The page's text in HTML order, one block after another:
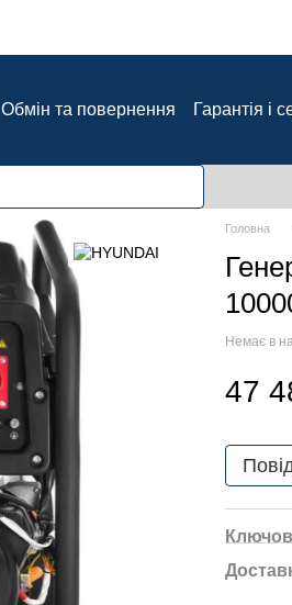
Обмін та повернення
Гарантія і
Головна
Немає в
47